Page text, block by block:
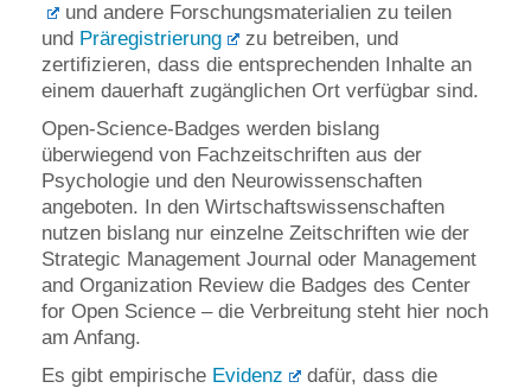
und andere Forschungsmaterialien zu teilen
und Präregistrierung
zu betreiben, und
zertifizieren, dass die entsprechenden Inhalte an
einem dauerhaft zugänglichen Ort verfügbar sind.
Open-Science-Badges werden bislang
überwiegend von Fachzeitschriften aus der
Psychologie und den Neurowissenschaften
angeboten. In den Wirtschaftswissenschaften
nutzen bislang nur einzelne Zeitschriften wie der
Strategic Management Journal oder Management
and Organization Review die Badges des Center
for Open Science – die Verbreitung steht hier noch
am Anfang.
Es gibt empirische Evidenz dafür, dass die